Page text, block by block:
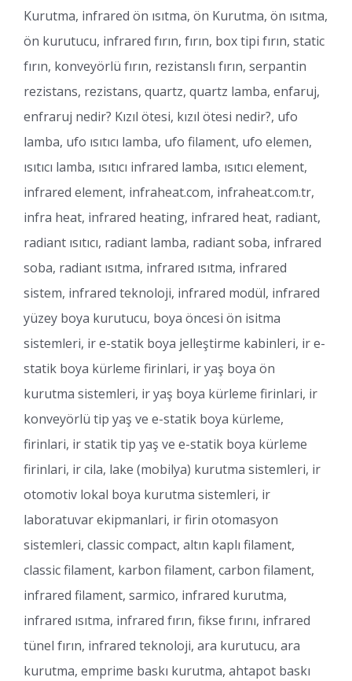
Kurutma, infrared ön ısıtma, ön Kurutma, ön ısıtma,
ön kurutucu, infrared fırın, fırın, box tipi fırın, static
fırın, konveyörlü fırın, rezistanslı fırın, serpantin
rezistans, rezistans, quartz, quartz lamba, enfaruj,
enfraruj nedir? Kızıl ötesi, kızıl ötesi nedir?, ufo
lamba, ufo ısıtıcı lamba, ufo filament, ufo elemen,
ısıtıcı lamba, ısıtıcı infrared lamba, ısıtıcı element,
infrared element, infraheat.com, infraheat.com.tr,
infra heat, infrared heating, infrared heat, radiant,
radiant ısıtıcı, radiant lamba, radiant soba, infrared
soba, radiant ısıtma, infrared ısıtma, infrared
sistem, infrared teknoloji, infrared modül, infrared
yüzey boya kurutucu, boya öncesi ön isitma
sistemleri, ir e-statik boya jelleştirme kabinleri, ir e-
statik boya kürleme firinlari, ir yaş boya ön
kurutma sistemleri, ir yaş boya kürleme firinlari, ir
konveyörlü tip yaş ve e-statik boya kürleme,
firinlari, ir statik tip yaş ve e-statik boya kürleme
firinlari, ir cila, lake (mobilya) kurutma sistemleri, ir
otomotiv lokal boya kurutma sistemleri, ir
laboratuvar ekipmanlari, ir firin otomasyon
sistemleri, classic compact, altın kaplı filament,
classic filament, karbon filament, carbon filament,
infrared filament, sarmico, infrared kurutma,
infrared ısıtma, infrared fırın, fikse fırını, infrared
tünel fırın, infrared teknoloji, ara kurutucu, ara
kurutma, emprime baskı kurutma, ahtapot baskı